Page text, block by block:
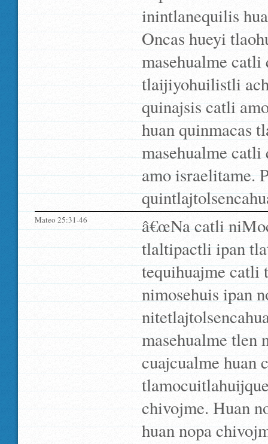
inintlanequilis
Oncas hueyi
masehualme
tlaijiyohuilistli
quinajsis catli
huan quinmacas
masehualme
amo israelitame.
Mateo 25:31-46
â€œNa catli
tlaltipactli ipan
tequihuajme catli
nimosehuis ipan
masehualme
cuajcualme huan
chivojme. Huan
huan nopa